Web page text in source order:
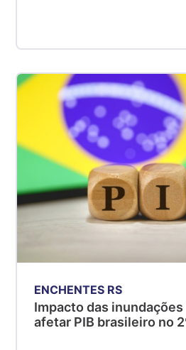
ENCHENTES RS
Impacto das inundações
afetar PIB brasileiro no